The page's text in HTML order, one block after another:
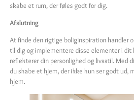
skabe et rum, der føles godt for dig.
Afslutning
At finde den rigtige boliginspiration handler
til dig og implementere disse elementer i dit
reflekterer din personlighed og livsstil. Med
du skabe et hjem, der ikke kun ser godt ud,
hjem.